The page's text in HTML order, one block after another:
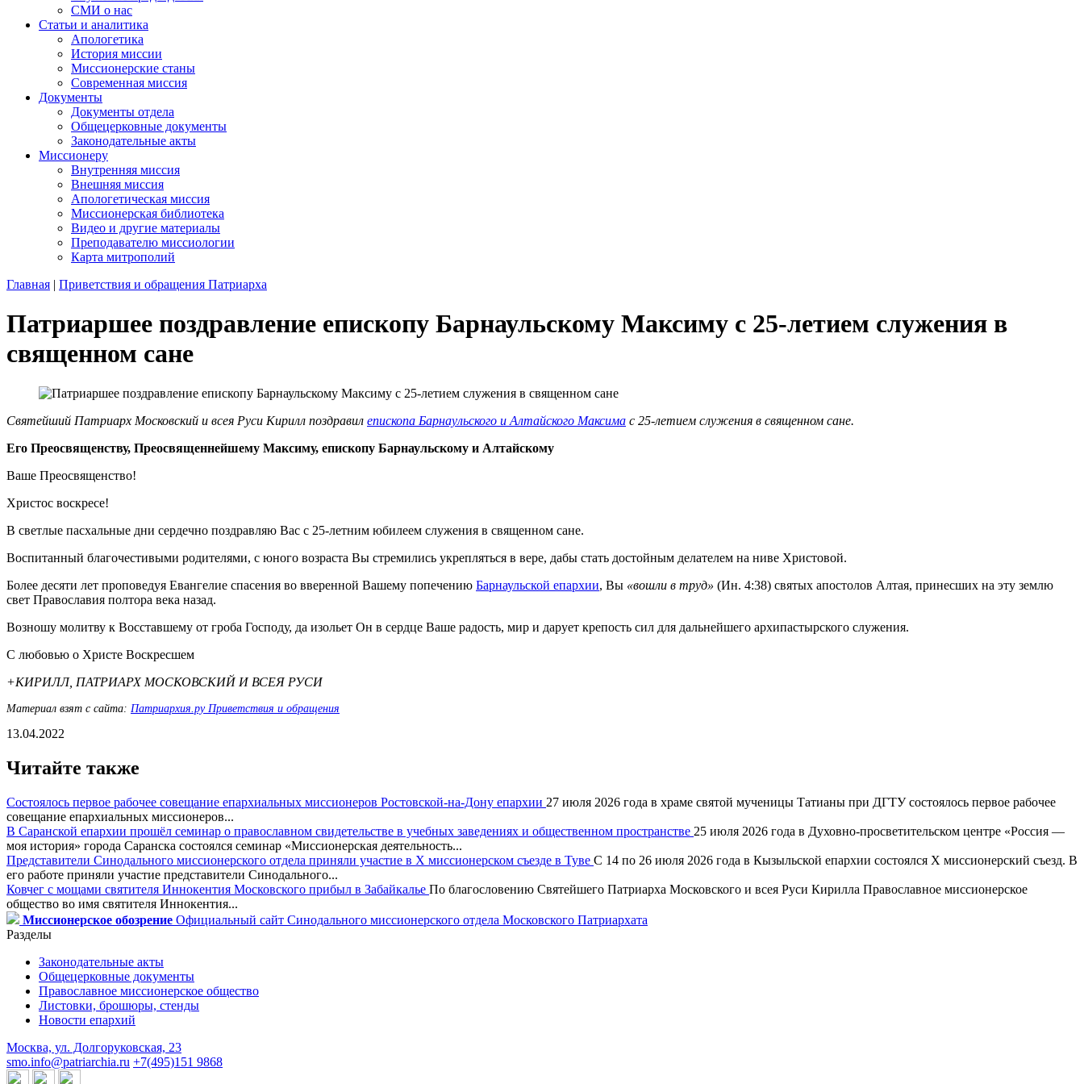
СМИ о нас
Статьи и аналитика
Апологетика
История миссии
Миссионерские станы
Современная миссия
Документы
Документы отдела
Общецерковные документы
Законодательные акты
Миссионеру
Внутренняя миссия
Внешняя миссия
Апологетическая миссия
Миссионерская библиотека
Видео и другие материалы
Преподавателю миссиологии
Карта митрополий
Главная | Приветствия и обращения Патриарха
Патриаршее поздравление епископу Барнаульскому Максиму с 25-летием служения в
священном сане
Святейший Патриарх Московский и всея Руси Кирилл поздравил епископа Барнаульского и Алтайского Максима с 25-летием служения в священном сане.
Его Преосвященству, Преосвященнейшему Максиму, епископу Барнаульскому и Алтайскому
Ваше Преосвященство!
Христос воскресе!
В светлые пасхальные дни сердечно поздравляю Вас с 25-летним юбилеем служения в священном сане.
Воспитанный благочестивыми родителями, с юного возраста Вы стремились укрепляться в вере, дабы стать достойным делателем на ниве Христовой.
Более десяти лет проповедуя Евангелие спасения во вверенной Вашему попечению Барнаульской епархии, Вы «вошли в труд» (Ин. 4:38) святых апостолов Алтая, принесших на эту землю
свет Православия полтора века назад.
Возношу молитву к Восставшему от гроба Господу, да изольет Он в сердце Ваше радость, мир и дарует крепость сил для дальнейшего архипастырского служения.
С любовью о Христе Воскресшем
+КИРИЛЛ, ПАТРИАРХ МОСКОВСКИЙ И ВСЕЯ РУСИ
Материал взят с сайта: Патриархия.ру Приветствия и обращения
13.04.2022
Читайте также
Состоялось первое рабочее совещание епархиальных миссионеров Ростовской-на-Дону епархии 27 июля 2026 года в храме святой мученицы Татианы при ДГТУ состоялось первое рабочее
совещание епархиальных миссионеров...
В Саранской епархии прошёл семинар о православном свидетельстве в учебных заведениях и общественном пространстве 25 июля 2026 года в Духовно-просветительском центре «Россия —
моя история» города Саранска состоялся семинар «Миссионерская деятельность...
Представители Синодального миссионерского отдела приняли участие в X миссионерском съезде в Туве С 14 по 26 июля 2026 года в Кызыльской епархии состоялся X миссионерский съезд. В
его работе приняли участие представители Синодального...
Ковчег с мощами святителя Иннокентия Московского прибыл в Забайкалье По благословению Святейшего Патриарха Московского и всея Руси Кирилла Православное миссионерское
общество во имя святителя Иннокентия...
Миссионерское обозрение Официальный сайт Синодального миссионерского отдела Московского Патриархата
Разделы
Законодательные акты
Общецерковные документы
Православное миссионерское общество
Листовки, брошюры, стенды
Новости епархий
Москва, ул. Долгоруковская, 23
smo.info@patriarchia.ru +7(495)151 9868